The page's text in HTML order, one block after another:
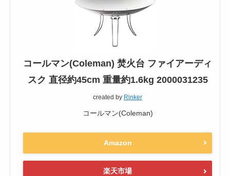
コールマン(Coleman) 焚火台 ファイアーディ
スク 直径約45cm 重量約1.6kg 2000031235
created by Rinker
コールマン(Coleman)
Amazon
楽天市場